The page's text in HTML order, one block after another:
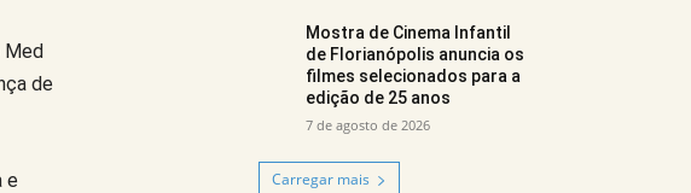
Med
de
e
Mostra de Cinema Infantil
de Florianópolis anuncia os
filmes selecionados para a
edição de 25 anos
7 de agosto de 2026
Carregar mais